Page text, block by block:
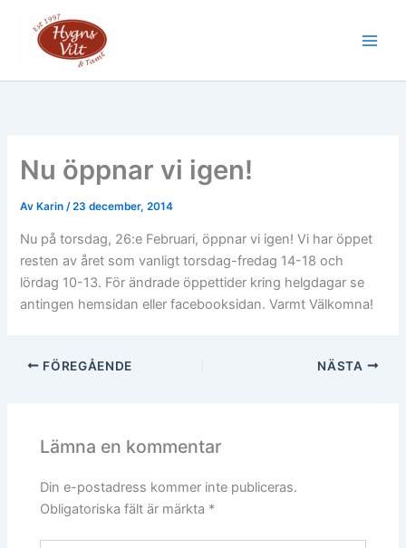
innehåll
Nu öppnar vi igen!
Av Karin/23 december, 2014
Nu på torsdag, 26:e Februari, öppnar vi igen! Vi har öppet
resten av året som vanligt torsdag-fredag 14-18 och
lördag 10-13. För ändrade öppettider kring helgdagar se
antingen hemsidan eller facebooksidan. Varmt Välkomna!
FÖREGÅENDE NÄSTA
Lämna en kommentar
Din e-postadress kommer inte publiceras.
Obligatoriska fält är märkta *